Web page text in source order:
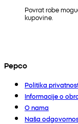
Povrat robe
kupovine.
Pepco
Politika
Informacije o
O nama
Naša